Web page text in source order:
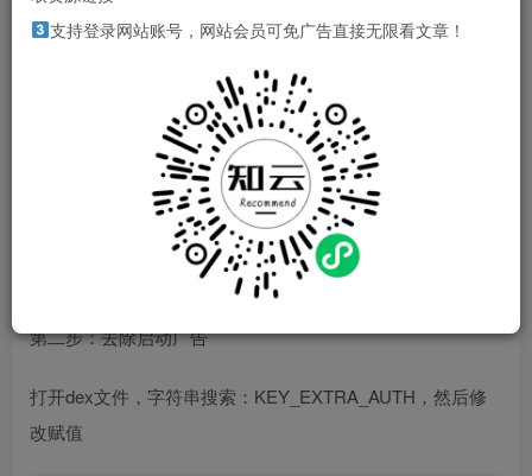
费内容。
需要工具：MT管理器
测试包：10.3.3.1
第一步：提取安装包打开。
第二步：去除启动广告
打开dex文件，字符串搜索：KEY_EXTRA_AUTH，然后修
改赋值
支持登录网站账号，网站会员可免广告直接无限看文章！